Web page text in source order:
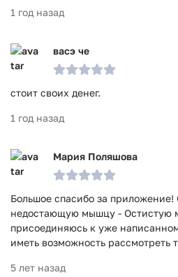
1 год назад
васэ че
стоит своих денег.
1 год назад
Мария Поляшова
Большое спасибо за
недостающую мышцу - Остистую
присоединяюсь к уже
иметь возможность рассмотреть
5 лет назад